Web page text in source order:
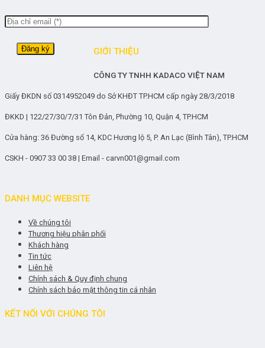
GIỚI THIỆU
CÔNG TY TNHH KADACO VIỆT NAM
Giấy ĐKDN số 0314952049 do Sở KHĐT TP.HCM cấp ngày 28/3/2018
ĐKKD | 122/27/30/7/31 Tôn Đản, Phường 10, Quận 4, TP.HCM
Cửa hàng: 36 Đường số 14, KDC Hương lộ 5, P. An Lạc (Bình Tân), TP.HCM
CSKH - 0907 33 00 38 | Email - carvn001@gmail.com
DANH MỤC WEBSITE
Về chúng tôi
Thương hiệu phân phối
Khách hàng
Tin tức
Liên hệ
Chính sách & Quy định chung
Chính sách bảo mật thông tin cá nhân
KẾT NỐI VỚI CHÚNG TÔI